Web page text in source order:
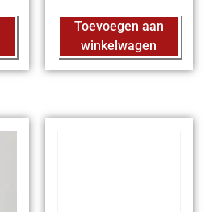
Toevoegen aan
winkelwagen